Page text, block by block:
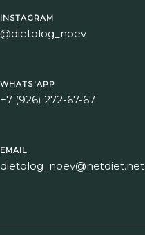
INSTAGRAM
@dietolog_noev
WHATS'APP
+7 (926) 272-67-67
EMAIL
dietolog_noev@netdiet.net